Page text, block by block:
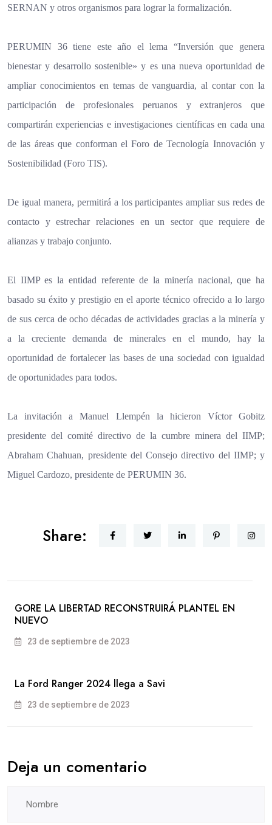
SERNAN y otros organismos para lograr la formalización.
PERUMIN 36 tiene este año el lema “Inversión que genera
bienestar y desarrollo sostenible» y es una nueva oportunidad de
ampliar conocimientos en temas de vanguardia, al contar con la
participación de profesionales peruanos y extranjeros que
compartirán experiencias e investigaciones científicas en cada una
de las áreas que conforman el Foro de Tecnología Innovación y
Sostenibilidad (Foro TIS).
De igual manera, permitirá a los participantes ampliar sus redes de
contacto y estrechar relaciones en un sector que requiere de
alianzas y trabajo conjunto.
El IIMP es la entidad referente de la minería nacional, que ha
basado su éxito y prestigio en el aporte técnico ofrecido a lo largo
de sus cerca de ocho décadas de actividades gracias a la minería y
a la creciente demanda de minerales en el mundo, hay la
oportunidad de fortalecer las bases de una sociedad con igualdad
de oportunidades para todos.
La invitación a Manuel Llempén la hicieron Víctor
Gobitz
presidente del comité directivo de la cumbre minera del IIMP;
Abraham Chahuan, presidente del Consejo directivo del IIMP; y
Miguel Cardozo, presidente de PERUMIN 36.
Share:
GORE LA LIBERTAD RECONSTRUIRÁ PLANTEL EN
NUEVO
23 de septiembre de 2023
La Ford Ranger 2024 llega a Savi
23 de septiembre de 2023
Deja un comentario